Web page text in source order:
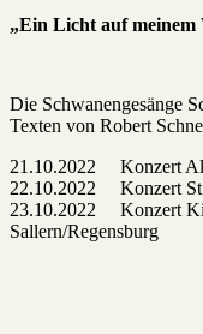
„Ein Licht auf meinem
Die Schwanengesänge
Texten von Robert
21.10.2022 Konzert
22.10.2022 Konzert
23.10.2022 Konzert
Sallern/Regensburg